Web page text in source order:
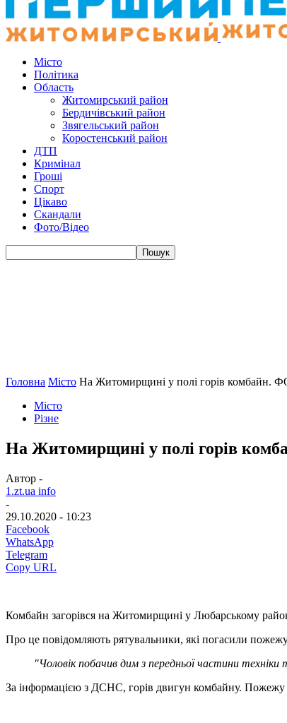
Місто
Політика
Область
Житомирський район
Бердичівський район
Звягельський район
Коростенський район
ДТП
Кримінал
Гроші
Спорт
Цікаво
Скандали
Фото/Відео
Головна Місто На Житомирщині у полі горів комбайн.
Місто
Різне
На Житомирщині у полі горів
Автор -
1.zt.ua info
-
29.10.2020 - 10:23
Facebook
WhatsApp
Telegram
Copy URL
Комбайн загорівся на Житомирщині у Любарському
Про це повідомляють рятувальники, які погасили
"Чоловік побачив дим з передньої частини
За інформацією з ДСНС, горів двигун комбайну.